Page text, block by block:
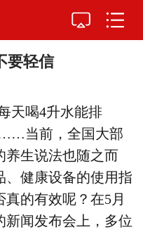
要轻信
天喝4升水能排
当前，全国大部
养生说法也随之而
、健康设备的使用指
的有效呢？在5月
新闻发布会上，多位